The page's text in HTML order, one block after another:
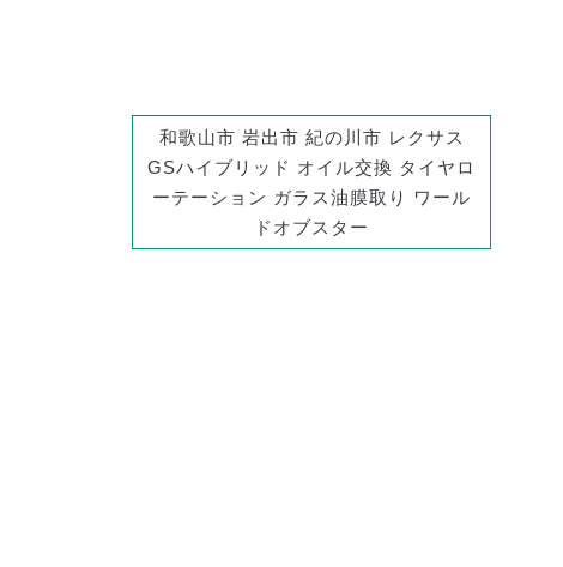
和歌山市 岩出市 紀の川市 レクサス
GSハイブリッド オイル交換 タイヤロ
ーテーション ガラス油膜取り ワール
ドオブスター